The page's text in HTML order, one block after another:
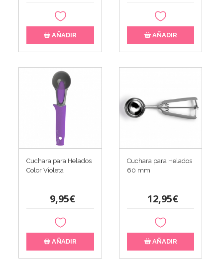
AÑADIR AÑADIR
Cuchara para Helados
Color Violeta
9,95€
AÑADIR
Cuchara para Helados
60 mm
12,95€
AÑADIR